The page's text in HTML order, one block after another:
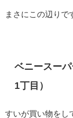
まさにこの辺りで
ベニースー
1丁目）
すいが買い物をし